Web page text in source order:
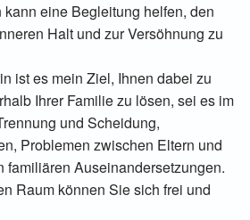
eine Begleitung helfen, den
Halt und zur Versöhnung zu
ist es mein Ziel, Ihnen dabei zu
Ihrer Familie zu lösen, sei es im
und Scheidung,
Problemen zwischen Eltern und
familiären Auseinandersetzungen.
Raum können Sie sich frei und